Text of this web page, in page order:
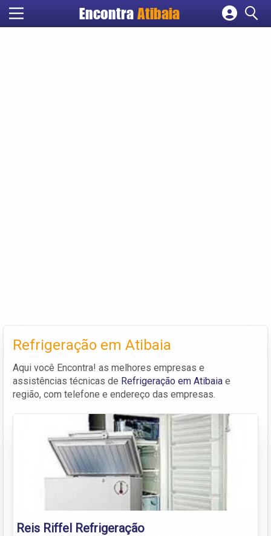
Encontra Atibaia
Refrigeração em Atibaia
Aqui você Encontra! as melhores empresas e
assistências técnicas de Refrigeração em Atibaia e
região, com telefone e endereço das empresas.
Reis Riffel Refrigeração